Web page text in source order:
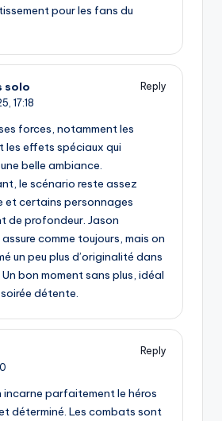
pour les fans du
solo
Reply
17:18
forces, notamment les
les effets spéciaux qui
belle ambiance.
le scénario reste assez
et certains personnages
de profondeur. Jason
comme toujours, mais on
un peu plus d’originalité dans
Un bon moment sans plus, idéal
détente.
Reply
incarne parfaitement le héros
déterminé. Les combats sont